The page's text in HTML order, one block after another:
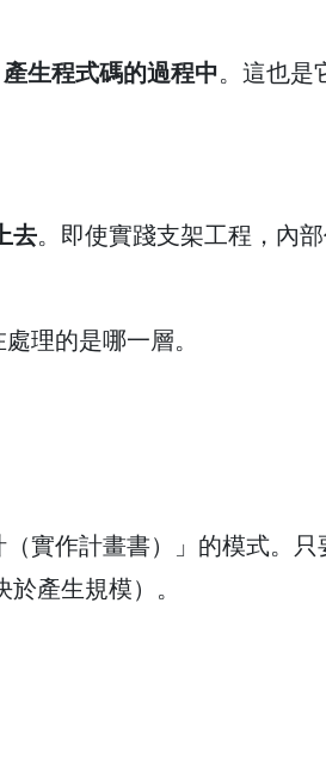
生程式碼的過程中。這也是
去。即使實踐支架工程，內
理的是哪一層。
實作計畫書）」的模式。只
產生規模）。